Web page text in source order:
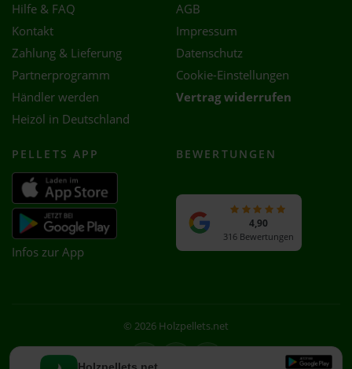
Holzpellets.net
Hilfe & FAQ
Kontakt
Zahlung & Lieferung
Partnerprogramm
Händler werden
Heizöl in Deutschland
AGB
Impressum
Datenschutz
Cookie-Einstellungen
Vertrag widerrufen
PELLETS APP
Infos zur App
BEWERTUNGEN
4,90
316 Bewertungen
© 2026 Holzpellets.net
Facebook